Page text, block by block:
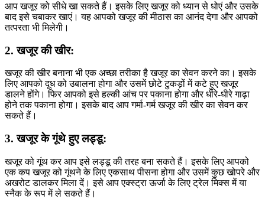
आप खजूर को सीधे खा सकते हैं। इसके लिए खजूर को ध्यान से धोएं और उसके
बाद इसे चबाकर खाएं। यह आपको खजूर की मीठास का आनंद देगा और आपको
तत्परता भी मिलेगी।
2. खजूर की खीर:
खजूर की खीर बनाना भी एक अच्छा तरीका है खजूर का सेवन करने का। इसके
लिए आपको दूध को उबालना होगा और उसमें छोटे टुकड़ों में कटे हुए खजूर
डालने होंगे। फिर आपको इसे हल्की आंच पर पकाना होगा और धीरे-धीरे गाढ़ा
होने तक पकाना होगा। इसके बाद आप गर्मा-गर्म खजूर की खीर का सेवन कर
सकते हैं।
3. खजूर के गूंथे हुए लड्डू:
खजूर को गूंथ कर आप इसे लड्डू की तरह बना सकते हैं। इसके लिए आपको
एक कप खजूर को गूंथने के लिए एकसाथ पीसना होगा और उसमें कुछ खोपरे और
अखरोट डालकर मिला दें। इसे आप एक्स्ट्रा ऊर्जा के लिए ट्रेल मिक्स में या
स्नैक के रूप में ले सकते हैं।